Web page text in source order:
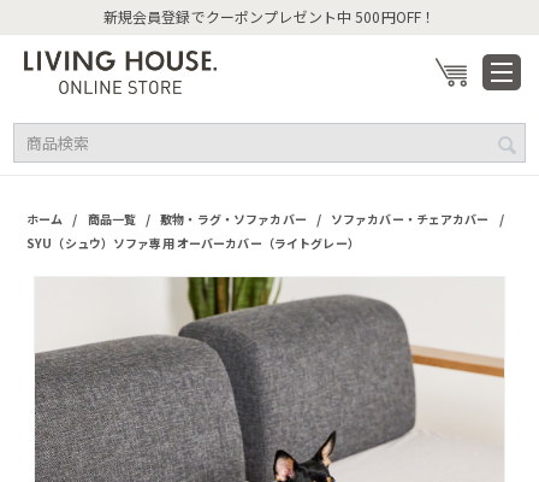
新規会員登録でクーポンプレゼント中 500円OFF！
ホーム / 商品一覧 / 敷物・ラグ・ソファカバー / ソファカバー・チェアカバー /
SYU（シュウ）ソファ専用 オーバーカバー（ライトグレー）